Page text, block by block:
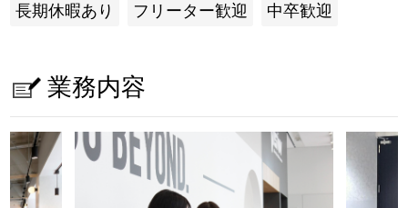
長期休暇あり フリーター歓迎 中卒歓迎
業務内容